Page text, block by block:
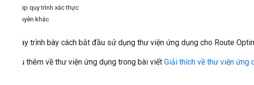
Thiết lập quy trình xác thực
Tài nguyên khác
Trang này trình bày cách bắt đầu sử dụng thư viện ứng dụng cho Route
Tìm hiểu thêm về thư viện ứng dụng trong bài viết Giải thích về thư viện ứng